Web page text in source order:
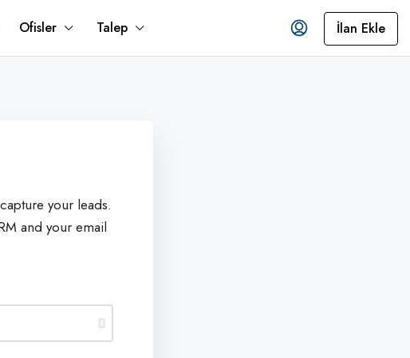
Ofisler Talep İlan Ekle
your leads.
and your email